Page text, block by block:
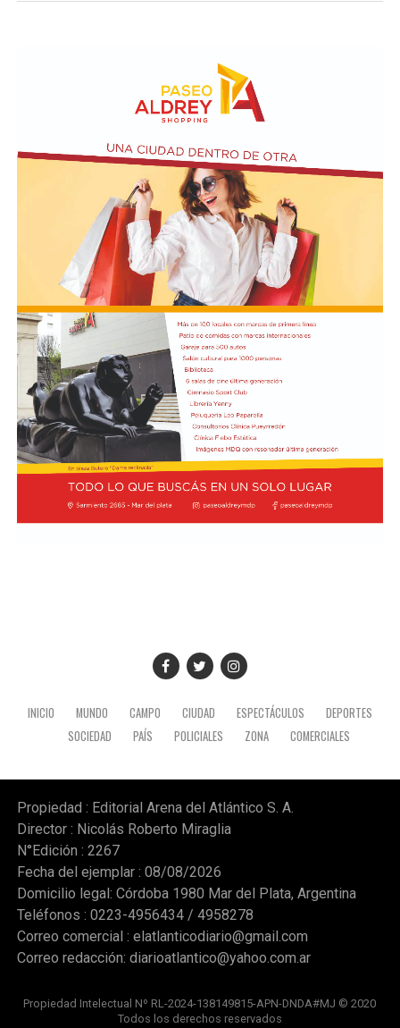
INICIO MUNDO CAMPO CIUDAD ESPECTÁCULOS
DEPORTES
SOCIEDAD
PAÍS POLICIALES ZONA COMERCIALES
Propiedad : Editorial Arena del Atlántico S. A.
Director : Nicolás Roberto Miraglia
N°Edición : 2267
Fecha del ejemplar : 08/08/2026
Domicilio legal: Córdoba 1980 Mar del Plata, Argentina
Teléfonos : 0223-4956434 / 4958278
Correo comercial : elatlanticodiario@gmail.com
Correo redacción: diarioatlantico@yahoo.com.ar
Propiedad Intelectual Nº RL-2024-138149815-APN-DNDA#MJ © 2020
Todos los derechos reservados